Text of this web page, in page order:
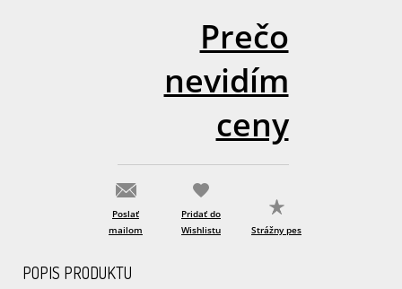
Prečo
nevidím
ceny
Poslať
mailom
Pridať do
Wishlistu
Strážny pes
POPIS PRODUKTU